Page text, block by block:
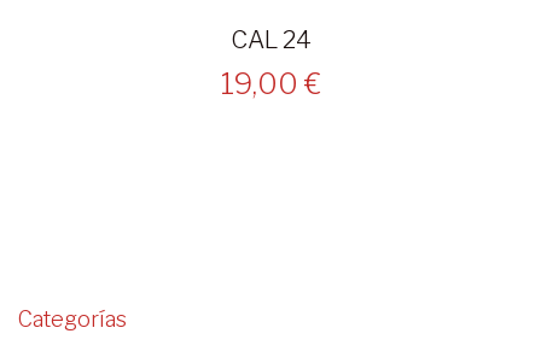
CAL 24
19,00 €
Categorías